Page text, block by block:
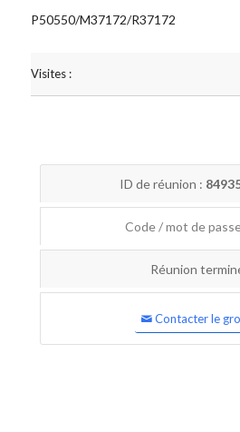
P50550/M37172/R37172
Visites :
ID de réunion :
Code / mot de
Réunion
Contacter le